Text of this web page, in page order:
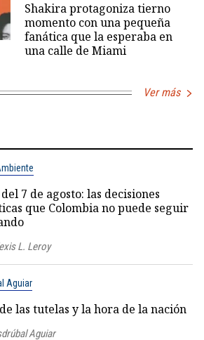
Shakira protagoniza tierno
momento con una pequeña
fanática que la esperaba en
una calle de Miami
Ver más
7 de agosto: las decisiones
que Colombia no puede seguir
L. Leroy
Aguiar
las tutelas y la hora de la nación
Aguiar